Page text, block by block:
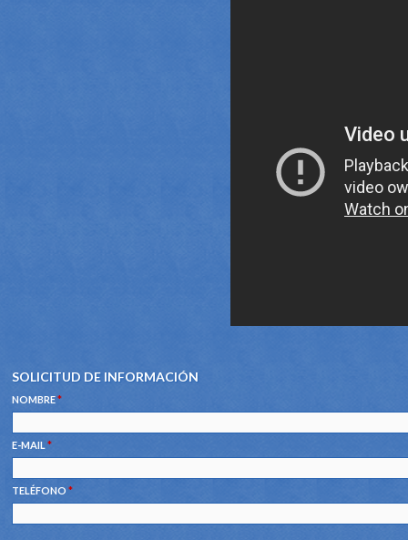
SOLICITUD DE INFORMACIÓN
NOMBRE*
E-MAIL *
TELÉFONO *